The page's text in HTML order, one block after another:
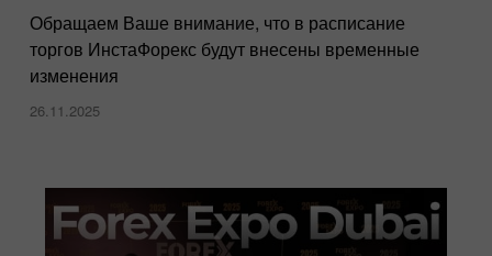
Обращаем Ваше внимание, что в расписание
торгов ИнстаФорекс будут внесены временные
изменения
26.11.2025